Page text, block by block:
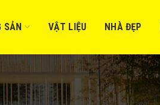
SẢN VẬT LIỆU NHÀ ĐẸP